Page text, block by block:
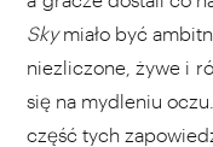
Skymiało być
niezliczone, żywe i
się na mydleniu
część tych